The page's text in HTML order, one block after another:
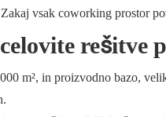
rešitve
m², in proizvodno bazo,